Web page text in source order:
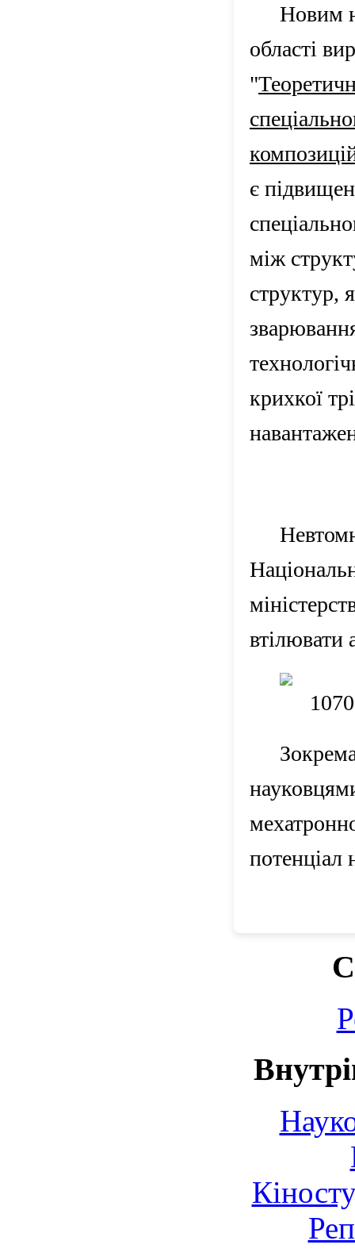
Новим
області
"
є
між
структур,
крихкої
втілювати
потенціал